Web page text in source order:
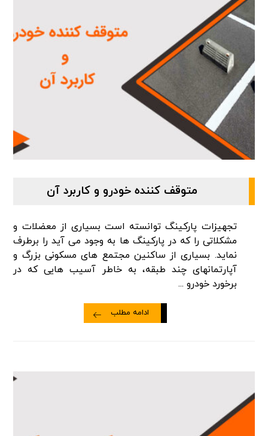
متوقف کننده خودرو و کاربرد آن
تجهیزات پارکینگ توانسته است بسیاری از معضلات و
مشکلاتی را که در پارکینگ ها به وجود می آید را برطرف
نماید. بسیاری از ساکنین مجتمع های مسکونی بزرگ و
آپارتمانهای چند طبقه، به خاطر آسیب هایی که در
برخورد خودرو ...
ادامه مطلب